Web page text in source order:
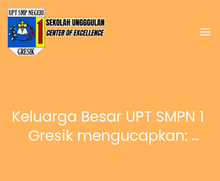
Keluarga Besar UPT SMPN 1
Gresik mengucapkan: